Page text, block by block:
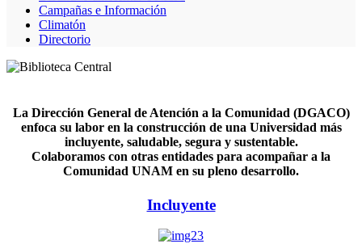
Campañas e Información
Climatón
Directorio
La Dirección General de Atención a la Comunidad (DGACO)
enfoca su labor en la construcción de una Universidad más
incluyente, saludable, segura y sustentable.
Colaboramos con otras entidades para acompañar a la
Comunidad UNAM en su pleno desarrollo.
Incluyente